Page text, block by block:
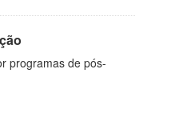
programas de pós-